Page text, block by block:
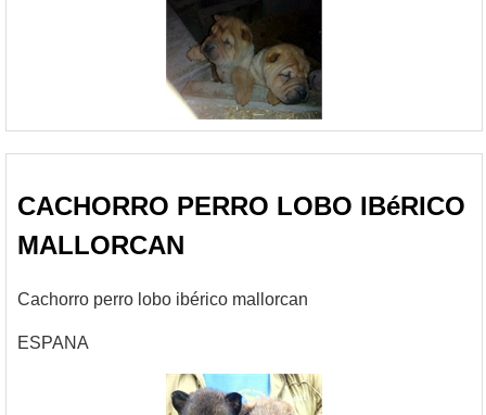
CACHORRO PERRO LOBO IBéRICO
MALLORCAN
Cachorro perro lobo ibérico mallorcan
ESPANA